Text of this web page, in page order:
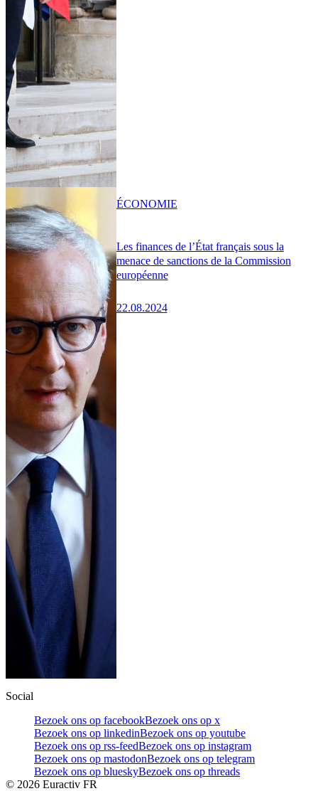
Les finances de l’État français sous la
menace de sanctions de la Commission
européenne
22.08.2024
ÉCONOMIE
Social
Bezoek ons op facebookBezoek ons op x
Bezoek ons op linkedinBezoek ons op youtube
Bezoek ons op rss-feedBezoek ons op instagram
Bezoek ons op mastodonBezoek ons op telegram
Bezoek ons op blueskyBezoek ons op threads
© 2026 Euractiv FR